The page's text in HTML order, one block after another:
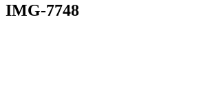
IMG-7748